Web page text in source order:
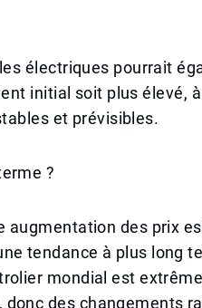
électriques pourrait
initial soit plus élevé,
et prévisibles.
?
augmentation des prix
tendance à plus long
mondial est
des changements